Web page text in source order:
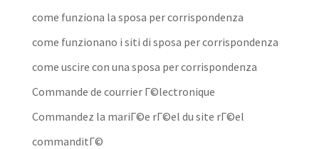
come funziona la sposa per corrispondenza
come funzionano i siti di sposa per corrispondenza
come uscire con una sposa per corrispondenza
Commande de courrier Г©lectronique
Commandez la mariГ©e rГ©el du site rГ©el
commanditГ©